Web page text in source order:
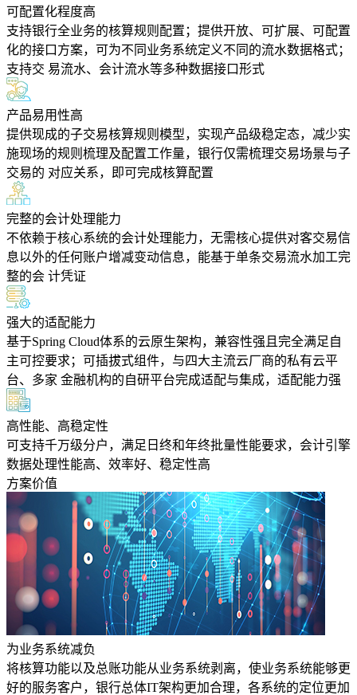
可配置化程度高
支持银行全业务的核算规则配置；提供开放、可扩展、可配置
化的接口方案，可为不同业务系统定义不同的流水数据格式；
支持交 易流水、会计流水等多种数据接口形式
产品易用性高
提供现成的子交易核算规则模型，实现产品级稳定态，减少实
施现场的规则梳理及配置工作量，银行仅需梳理交易场景与子
交易的 对应关系，即可完成核算配置
完整的会计处理能力
不依赖于核心系统的会计处理能力，无需核心提供对客交易信
息以外的任何账户增减变动信息，能基于单条交易流水加工完
整的会 计凭证
强大的适配能力
基于Spring Cloud体系的云原生架构，兼容性强且完全满足自
主可控要求；可插拔式组件，与四大主流云厂商的私有云平
台、多家 金融机构的自研平台完成适配与集成，适配能力强
高性能、高稳定性
可支持千万级分户，满足日终和年终批量性能要求，会计引擎
数据处理性能高、效率好、稳定性高
方案价值
为业务系统减负
将核算功能以及总账功能从业务系统剥离，使业务系统能够更
好的服务客户，银行总体IT架构更加合理，各系统的定位更加